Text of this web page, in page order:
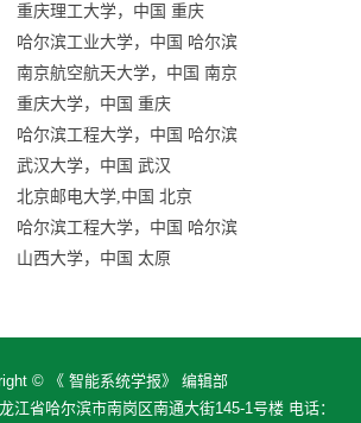
庆理工大学，中国 重庆
尔滨工业大学，中国 哈尔滨
京航空航天大学，中国 南京
庆大学，中国 重庆
尔滨工程大学，中国 哈尔滨
汉大学，中国 武汉
京邮电大学,中国 北京
尔滨工程大学，中国 哈尔滨
西大学，中国 太原
© 《 智能系统学报》 编辑部
江省哈尔滨市南岗区南通大街145-1号楼 电话：